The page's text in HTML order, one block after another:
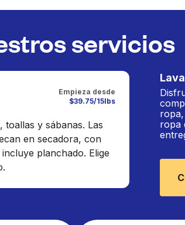
servicios
Empieza desde
$39.75/15lbs
toallas y sábanas. Las
en secadora, con
planchado. Elige
ropa